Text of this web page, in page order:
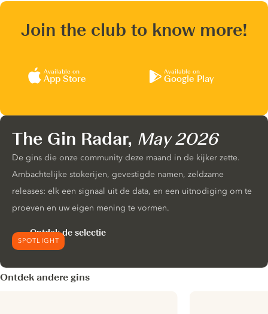
Join the club to know more!
Available on
App Store
Available on
Google Play
SPOTLIGHT
The Gin Radar, May 2026
De gins die onze community deze maand in de kijker zette.
Ambachtelijke stokerijen, gevestigde namen, zeldzame
releases: elk een signaal uit de data, en een uitnodiging om te
proeven en uw eigen mening te vormen.
Ontdek de selectie
Ontdek andere gins